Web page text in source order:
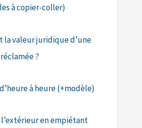
à copier-coller)
la valeur juridique d’une
?
à heure (+modèle)
en empiétant